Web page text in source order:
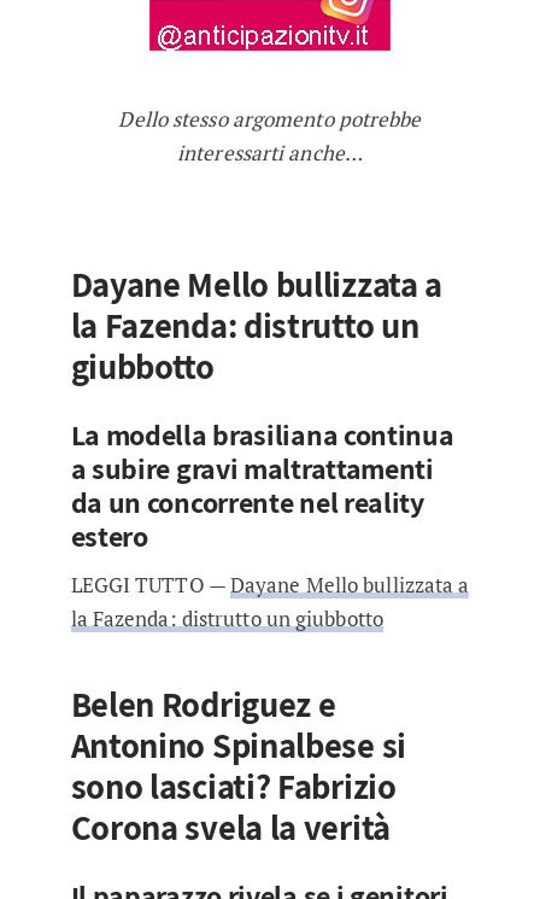
Dello stesso argomento potrebbe
interessarti anche…
Dayane Mello bullizzata a
la Fazenda: distrutto un
giubbotto
La modella brasiliana continua
a subire gravi maltrattamenti
da un concorrente nel reality
estero
LEGGI TUTTO —Dayane Mello bullizzata a
la Fazenda: distrutto un giubbotto
Belen Rodriguez e
Antonino Spinalbese si
sono lasciati? Fabrizio
Corona svela la verità